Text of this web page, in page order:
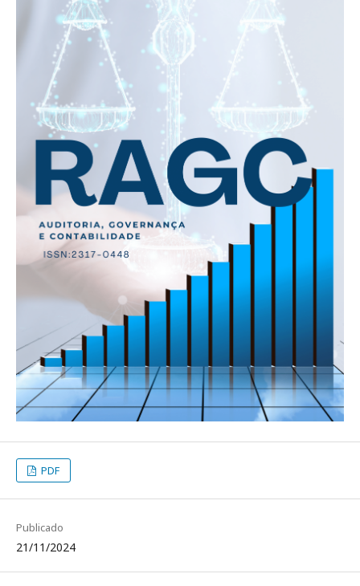
PDF
Publicado
21/11/2024